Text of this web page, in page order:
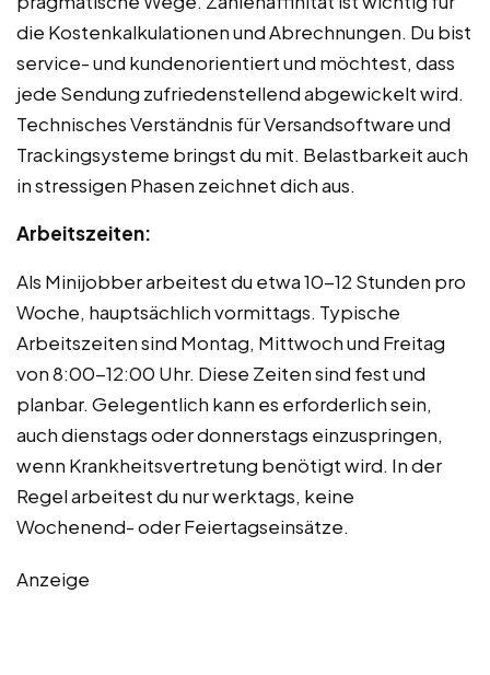
die Kostenkalkulationen und Abrechnungen. Du bist
service- und kundenorientiert und möchtest, dass
jede Sendung zufriedenstellend abgewickelt wird.
Technisches Verständnis für Versandsoftware und
Trackingsysteme bringst du mit. Belastbarkeit auch
in stressigen Phasen zeichnet dich aus.
Arbeitszeiten:
Als Minijobber arbeitest du etwa 10-12 Stunden pro
Woche, hauptsächlich vormittags. Typische
Arbeitszeiten sind Montag, Mittwoch und Freitag
von 8:00-12:00 Uhr. Diese Zeiten sind fest und
planbar. Gelegentlich kann es erforderlich sein,
auch dienstags oder donnerstags einzuspringen,
wenn Krankheitsvertretung benötigt wird. In der
Regel arbeitest du nur werktags, keine
Wochenend- oder Feiertagseinsätze.
Anzeige